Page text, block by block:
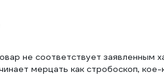
не соответствует заявленным
мерцать как стробоскоп,